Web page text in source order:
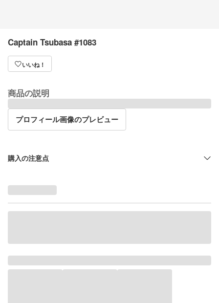
Captain Tsubasa #1083
いいね！
商品の説明
プロフィール画像のプレビュー
購入の注意点